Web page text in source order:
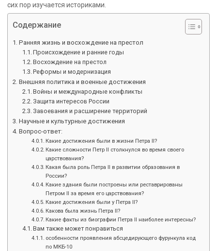
сих пор изучается историками.
Содержание
Ранняя жизнь и восхождение на престол
Происхождение и ранние годы
Восхождение на престол
Реформы и модернизация
Внешняя политика и военные достижения
Войны и международные конфликты
Защита интересов России
Завоевания и расширение территорий
Научные и культурные достижения
Вопрос-ответ:
Какие достижения были в жизни Петра II?
Какие сложности Петр II столкнулся во время своего
царствования?
Какая была роль Петра II в развитии образования в
России?
Какие здания были построены или реставрированы
Петром II за время его царствования?
Какие достижения были у Петра II?
Какова была жизнь Петра II?
Какие факты из биографии Петра II наиболее интересны?
Вам также может понравиться
особенности проявления абсцедирующего фурункула код
по МКБ-10